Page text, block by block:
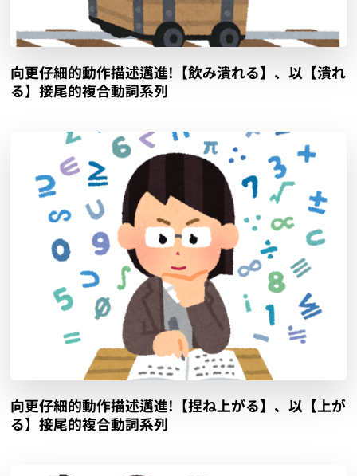
向更仔細的動作描述邁進!【飲み潰れる】、以【潰れ
る】接尾的複合動詞系列
向更仔細的動作描述邁進!【捏ね上がる】、以【上が
る】接尾的複合動詞系列